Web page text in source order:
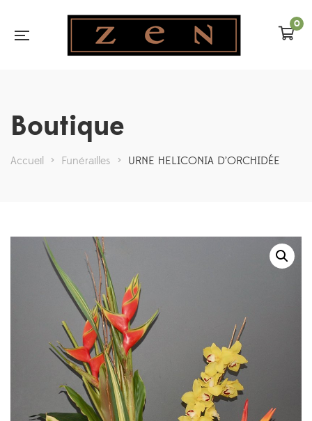
0
Boutique
Accueil > Funérailles > URNE HELICONIA D’ORCHIDÉE